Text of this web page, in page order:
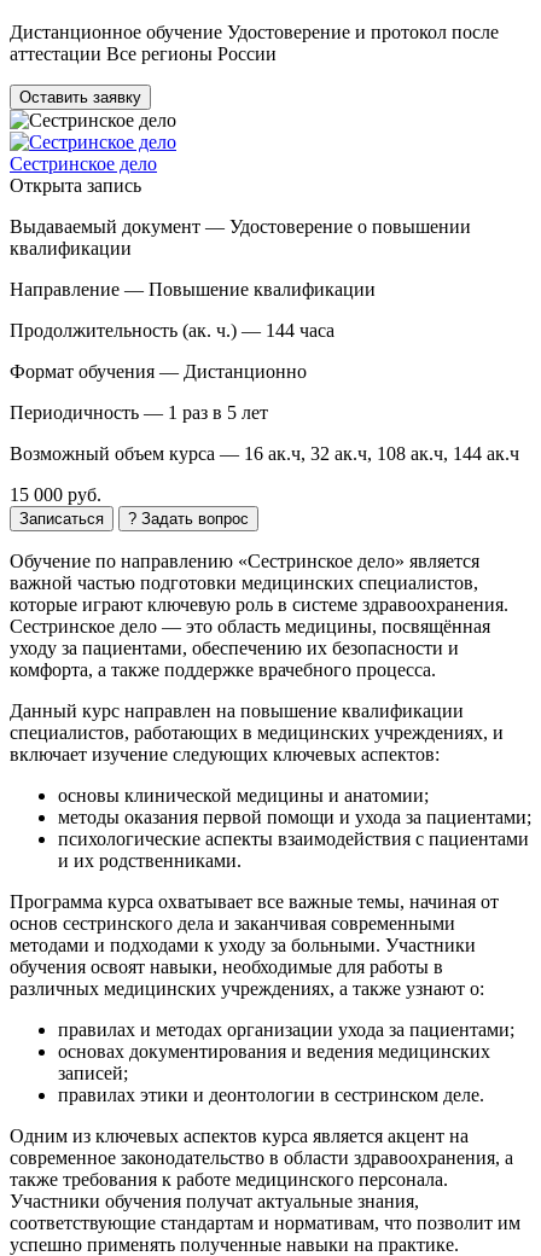
Дистанционное обучение Удостоверение и протокол после
аттестации Все регионы России
Оставить заявку
Сестринское дело
Открыта запись
Выдаваемый документ — Удостоверение о повышении
квалификации
Направление — Повышение квалификации
Продолжительность (ак. ч.) — 144 часа
Формат обучения — Дистанционно
Периодичность — 1 раз в 5 лет
Возможный объем курса — 16 ак.ч, 32 ак.ч, 108 ак.ч, 144 ак.ч
15 000 руб.
Записаться ? Задать вопрос
Обучение по направлению «Сестринское дело» является
важной частью подготовки медицинских специалистов,
которые играют ключевую роль в системе здравоохранения.
Сестринское дело — это область медицины, посвящённая
уходу за пациентами, обеспечению их безопасности и
комфорта, а также поддержке врачебного процесса.
Данный курс направлен на повышение квалификации
специалистов, работающих в медицинских учреждениях, и
включает изучение следующих ключевых аспектов:
основы клинической медицины и анатомии;
методы оказания первой помощи и ухода за пациентами;
психологические аспекты взаимодействия с пациентами
и их родственниками.
Программа курса охватывает все важные темы, начиная от
основ сестринского дела и заканчивая современными
методами и подходами к уходу за больными. Участники
обучения освоят навыки, необходимые для работы в
различных медицинских учреждениях, а также узнают о:
правилах и методах организации ухода за пациентами;
основах документирования и ведения медицинских
записей;
правилах этики и деонтологии в сестринском деле.
Одним из ключевых аспектов курса является акцент на
современное законодательство в области здравоохранения, а
также требования к работе медицинского персонала.
Участники обучения получат актуальные знания,
соответствующие стандартам и нормативам, что позволит им
успешно применять полученные навыки на практике.